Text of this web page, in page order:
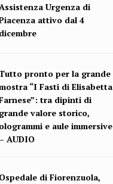
Assistenza Urgenza di
attivo dal 4
dicembre
pronto per la grande
“I Fasti di Elisabetta
tra dipinti di
grande valore storico,
ologrammi e aule immersive
– AUDIO
Ospedale di Fiorenzuola,